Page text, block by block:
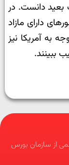
بعید دانست. در
دارای مازاد
به آمریکا نیز
ببینند.
از سازمان بورس